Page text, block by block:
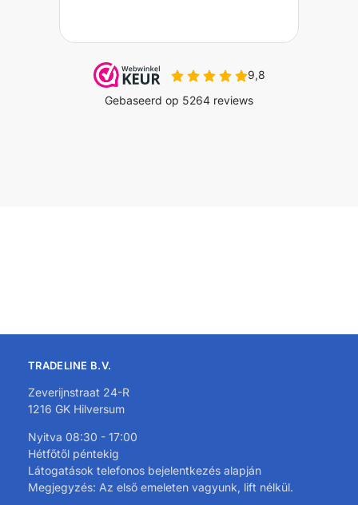
TRADELINE B.V.
Zeverijnstraat 24-R
1216 GK Hilversum
Nyitva 08:30 - 17:00
Hétfőtől péntekig
Látogatások telefonos bejelentkezés alapján
Megjegyzés: Az első emeleten vagyunk, lift nélkül.